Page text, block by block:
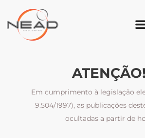
ATENÇÃO!
Em cumprimento à legislação
9.504/1997), as publicações
ocultadas a partir de